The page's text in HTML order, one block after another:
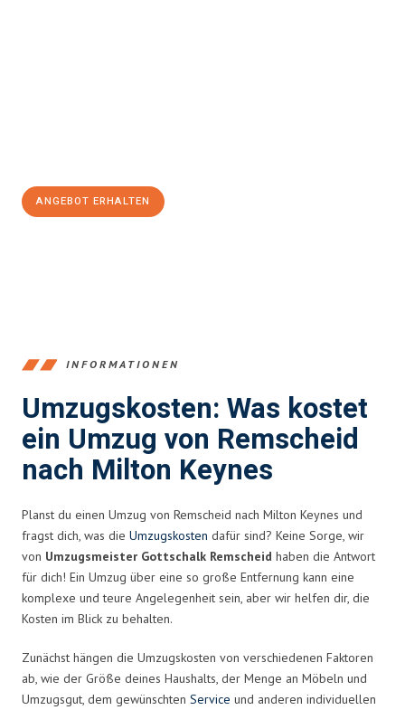
ANGEBOT ERHALTEN
INFORMATIONEN
Umzugskosten: Was kostet
ein Umzug von Remscheid
nach Milton Keynes
Planst du einen Umzug von Remscheid nach Milton Keynes und
fragst dich, was die Umzugskosten dafür sind? Keine Sorge, wir
von Umzugsmeister Gottschalk Remscheid haben die Antwort
für dich! Ein Umzug über eine so große Entfernung kann eine
komplexe und teure Angelegenheit sein, aber wir helfen dir, die
Kosten im Blick zu behalten.
Zunächst hängen die Umzugskosten von verschiedenen Faktoren
ab, wie der Größe deines Haushalts, der Menge an Möbeln und
Umzugsgut, dem gewünschten Service und anderen individuellen